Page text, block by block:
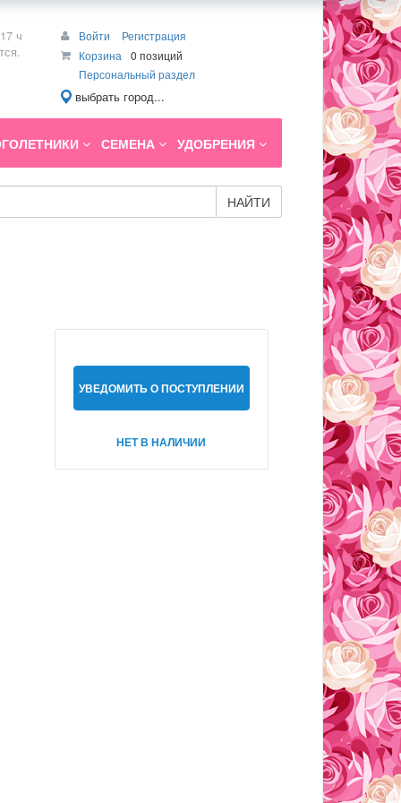
ч
Войти
Регистрация
Корзина
0 позиций
Персональный раздел
выбрать город...
СЕМЕНА УДОБРЕНИЯ
НАЙТИ
УВЕДОМИТЬ О ПОСТУПЛЕНИИ
НЕТ В НАЛИЧИИ